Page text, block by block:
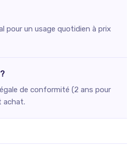
pour un usage quotidien à prix
de conformité (2 ans pour
achat.